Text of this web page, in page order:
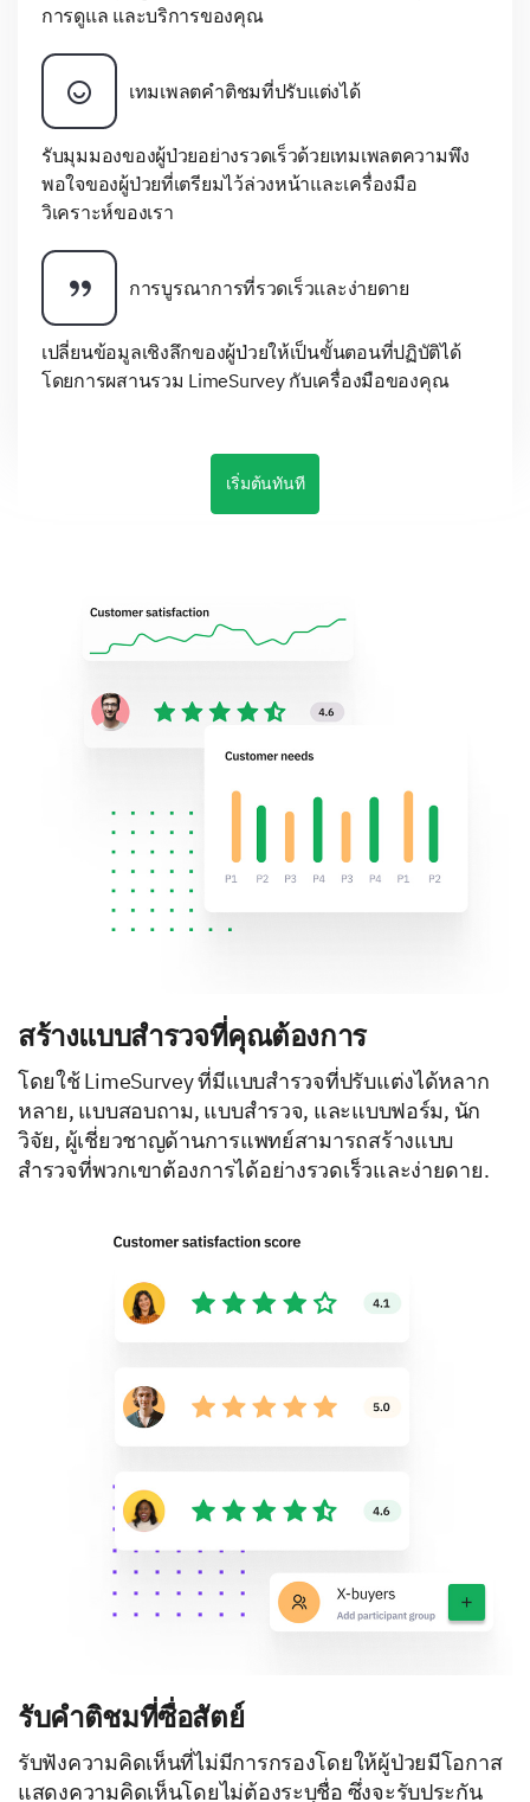
การดูแล และบริการของคุณ
เทมเพลตคำติชมที่ปรับแต่งได้
รับมุมมองของผู้ป่วยอย่างรวดเร็วด้วยเทมเพลตความพึง
พอใจของผู้ป่วยที่เตรียมไว้ล่วงหน้าและเครื่องมือ
วิเคราะห์ของเรา
การบูรณาการที่รวดเร็วและง่ายดาย
เปลี่ยนข้อมูลเชิงลึกของผู้ป่วยให้เป็นขั้นตอนที่ปฏิบัติได้
โดยการผสานรวม LimeSurvey กับเครื่องมือของคุณ
เริ่มต้นทันที
สร้างแบบสำรวจที่คุณต้องการ
โดยใช้ LimeSurvey ที่มีแบบสำรวจที่ปรับแต่งได้หลาก
หลาย, แบบสอบถาม, แบบสำรวจ, และแบบฟอร์ม, นัก
วิจัย, ผู้เชี่ยวชาญด้านการแพทย์สามารถสร้างแบบ
สำรวจที่พวกเขาต้องการได้อย่างรวดเร็วและง่ายดาย.
รับคำติชมที่ซื่อสัตย์
รับฟังความคิดเห็นที่ไม่มีการกรองโดยให้ผู้ป่วยมีโอกาส
แสดงความคิดเห็นโดยไม่ต้องระบุชื่อ ซึ่งจะรับประกัน